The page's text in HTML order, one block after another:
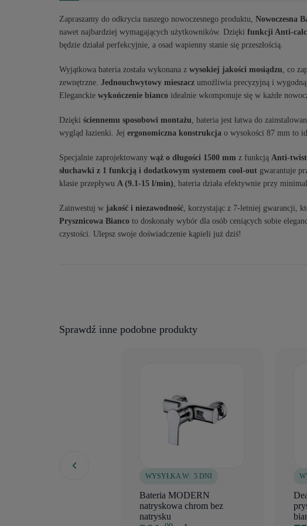
Zapraszamy do odkrycia naszego nowoczesnego produktu, Nowoczesna
nawet najbardziej wymagających użytkowników. Dzięki funkcji Anti-
będzie działał perfekcyjnie, a osad wapienny stanie się przeszłością.
Wyjątkowa bateria została wykonana z wysokiej jakości mosiądzu , co
zewnętrzne. Jednouchwytowy mieszaczumożliwia precyzyjną i wygodną
Eleganckie wykończenie biancoidealnie wkomponuje się w każde
Dzięki ściennemu sposobowi montażu , bateria jest łatwa do
wygląd łazienki. Jej ergonomiczna konstrukcja o wysokości 87 mm to
Specjalnie zaprojektowany wąż o długości 1500 mm z funkcją Anti-twist
słuchawki z 1 funkcją i dodatkowym systemem cool-outgwarantuje
klasie przepływu A (9.1-15 l/min) , bateria działa efektywnie przy
Zainwestuj w jakość i niezawodność, korzystając z 7-letniej gwarancji,
Prysznicowa Biancoto doskonały wybór dla osób ceniących sobie
czystości. Ulepsz swoje doświadczenie kąpieli już dziś!
Sprawdź inne podobne produkty
WYSYŁKA W: 5 DNI
Bateria MODERN
natryskowa chrom bez
natrysku